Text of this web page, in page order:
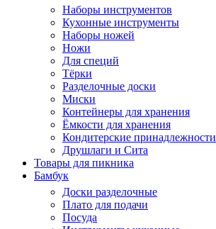
Наборы инструментов
Кухонные инструменты
Наборы ножей
Ножи
Для специй
Тёрки
Разделочные доски
Миски
Контейнеры для хранения
Ёмкости для хранения
Кондитерские принадлежности
Друшлаги и Сита
Товары для пикника
Бамбук
Доски разделочные
Плато для подачи
Посуда